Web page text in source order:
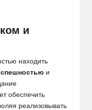
и
находить
и
обеспечить
реализовывать